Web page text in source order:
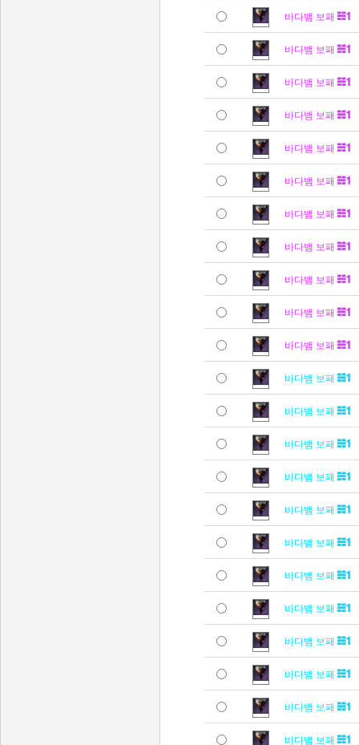
바다뱀 보패
바다뱀 보패
바다뱀 보패
바다뱀 보패
바다뱀 보패
바다뱀 보패
바다뱀 보패
바다뱀 보패
바다뱀 보패
바다뱀 보패
바다뱀 보패
바다뱀 보패
바다뱀 보패
바다뱀 보패
바다뱀 보패
바다뱀 보패
바다뱀 보패
바다뱀 보패
바다뱀 보패
바다뱀 보패
바다뱀 보패
바다뱀 보패
바다뱀 보패